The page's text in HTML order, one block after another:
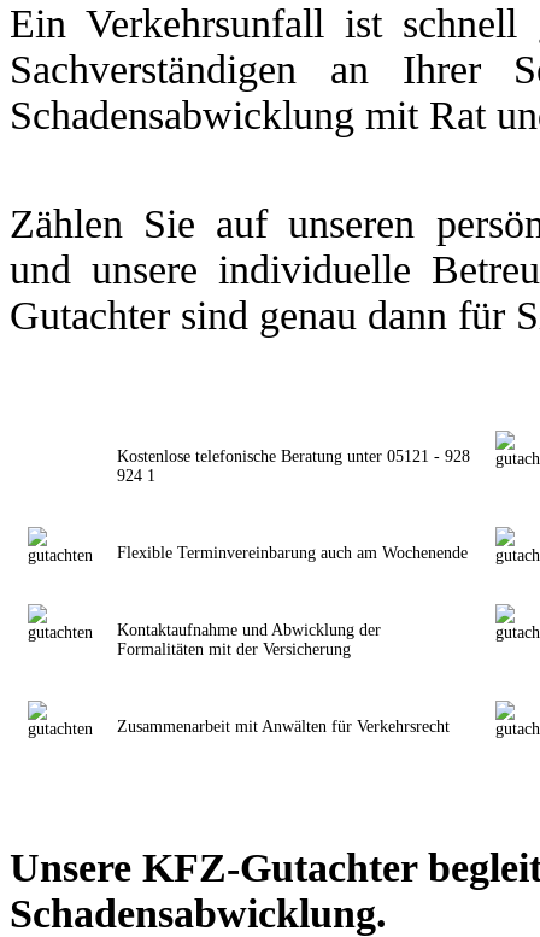
Ein Verkehrsunfall ist schnell
Sachverständigen an Ihrer
Schadensabwicklung mit Rat
Zählen Sie auf unseren
und unsere individuelle
Gutachter sind genau dann für
Kostenlose telefonische Beratung unter 05121 - 928
924 1
Flexible Terminvereinbarung auch am Wochenende
Kontaktaufnahme und Abwicklung der
Formalitäten mit der Versicherung
Zusammenarbeit mit Anwälten für Verkehrsrecht
Unsere KFZ-Gutachter
Schadensabwicklung.